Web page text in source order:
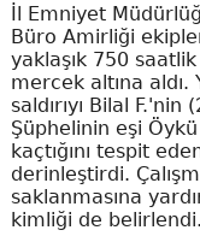
İl Emniyet
Büro Amirliği
yaklaşık 750
mercek altına aldı.
saldırıyı Bilal
Şüphelinin eşi
kaçtığını tespit
derinleştirdi.
saklanmasına
kimliği de belirlendi.